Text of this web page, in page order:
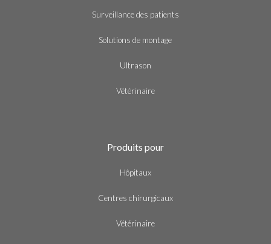
Surveillance des patients
Solutions de montage
Ultrason
Vétérinaire
Produits pour
Hôpitaux
Centres chirurgicaux
Vétérinaire